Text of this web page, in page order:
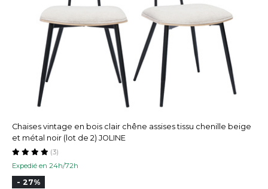
Chaises vintage en bois clair chêne assises tissu chenille beige
et métal noir (lot de 2) JOLINE
Expedié en 24h/72h
(3)
- 27%